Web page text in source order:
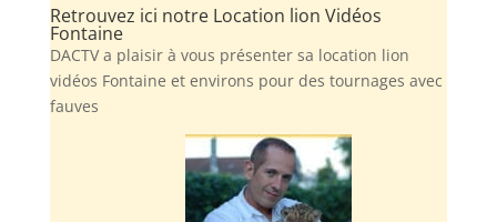
Retrouvez ici notre Location lion Vidéos
Fontaine
DACTV a plaisir à vous présenter sa location lion
vidéos Fontaine et environs pour des tournages avec
fauves